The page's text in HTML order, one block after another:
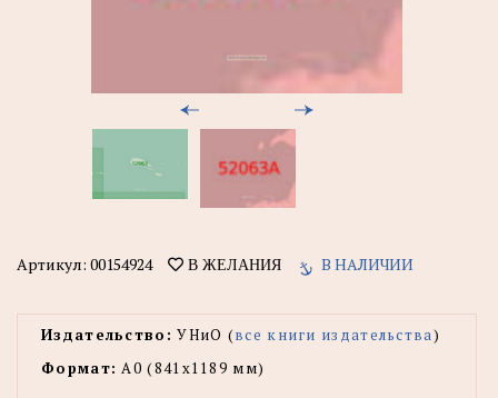
Артикул: 00154924 В ЖЕЛАНИЯ В НАЛИЧИИ
Издательство: УНиО (все книги издательства)
Формат: А0 (841x1189 мм)